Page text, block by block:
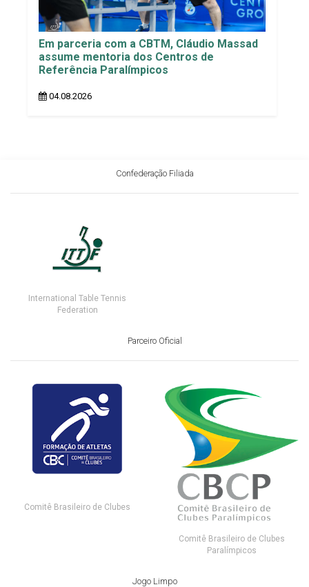
Em parceria com a CBTM, Cláudio Massad
assume mentoria dos Centros de
Referência Paralímpicos
04.08.2026
Confederação Filiada
International Table Tennis
Federation
Parceiro Oficial
Comitê Brasileiro de Clubes
Comitê Brasileiro de Clubes
Paralímpicos
Jogo Limpo